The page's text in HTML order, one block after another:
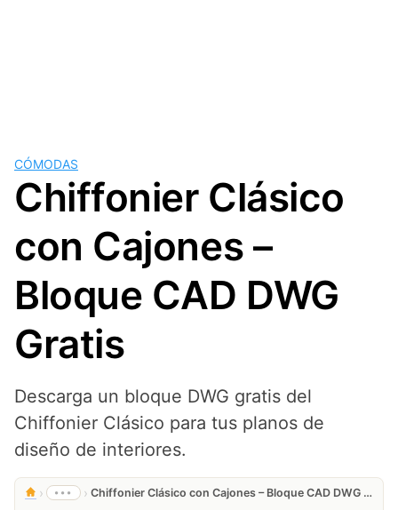
CÓMODAS
Chiffonier Clásico
con Cajones –
Bloque CAD DWG
Gratis
Descarga un bloque DWG gratis del
Chiffonier Clásico para tus planos de
diseño de interiores.
› ••• › Chiffonier Clásico con Cajones – Bloque CAD DWG Gratis